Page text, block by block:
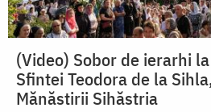
(Video) Sobor de ierarhi
Sfintei Teodora de la
Mănăstirii Sihăstria